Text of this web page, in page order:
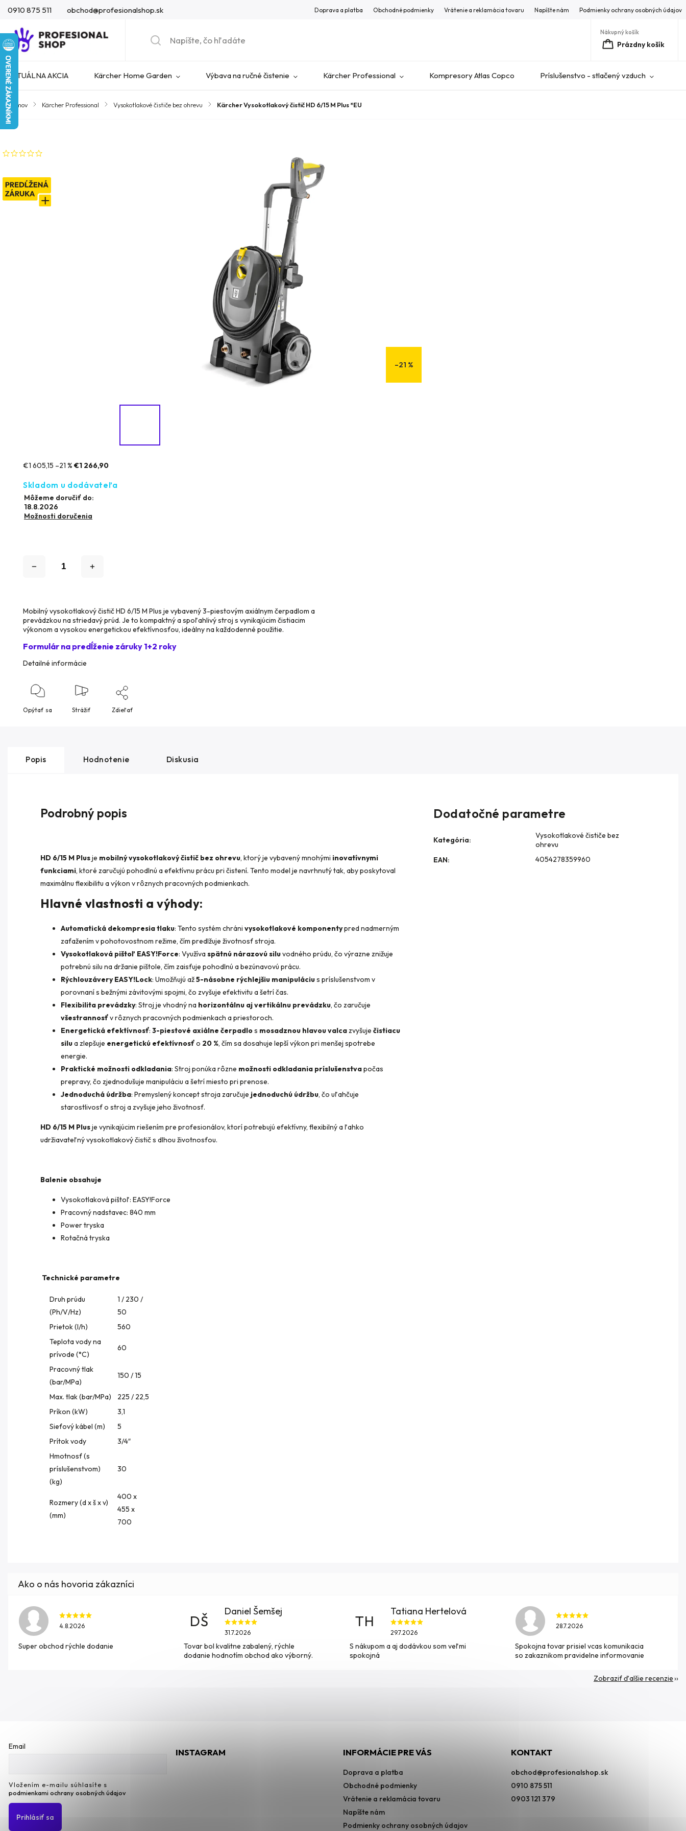
0910 875 511 obchod@profesionalshop.sk Doprava a platba Obchodné podmienky Vrátenie a reklamácia tovaru Napíšte nám Podmienky ochrany osobných údajov
Nákupný košík
Prázdny košík
AKTUÁLNA AKCIA Kärcher Home Garden Výbava na ručné čistenie Kärcher Professional Kompresory Atlas Copco Príslušenstvo - stlačený vzduch
Domov / Kärcher Professional / Vysokotlakové čističe bez ohrevu / Kärcher Vysokotlakový čistič HD 6/15 M Plus *EU
–21 %
€1 605,15 –21 %€1 266,90
Skladom u dodávateľa
Môžeme doručiť do:
18.8.2026
Možnosti doručenia
Mobilný vysokotlakový čistič HD 6/15 M Plus je vybavený 3-piestovým axiálnym čerpadlom a
prevádzkou na striedavý prúd. Je to kompaktný a spoľahlivý stroj s vynikajúcim čistiacim
výkonom a vysokou energetickou efektívnosťou, ideálny na každodenné použitie.
Formulár na predĺženie záruky 1+2 roky
Detailné informácie
Opýtať sa Strážiť Zdieľať
Popis Hodnotenie Diskusia
Podrobný popis
HD 6/15 M Plusje mobilný vysokotlakový čistič bez ohrevu, ktorý je vybavený mnohými inovatívnymi
funkciami, ktoré zaručujú pohodlnú a efektívnu prácu pri čistení. Tento model je navrhnutý tak, aby poskytoval
maximálnu flexibilitu a výkon v rôznych pracovných podmienkach.
Hlavné vlastnosti a výhody:
Automatická dekompresia tlaku: Tento systém chráni vysokotlakové komponentypred nadmerným
zaťažením v pohotovostnom režime, čím predlžuje životnosť stroja.
Vysokotlaková pištoľ EASY!Force: Využívaspätnú nárazovú siluvodného prúdu, čo výrazne znižuje
potrebnú silu na držanie pištole, čím zaisťuje pohodlnú a bezúnavovú prácu.
Rýchlouzávery EASY!Lock: Umožňujú až5-násobne rýchlejšiu manipulácius príslušenstvom v
porovnaní s bežnými závitovými spojmi, čo zvyšuje efektivitu a šetrí čas.
Flexibilita prevádzky: Stroj je vhodný na horizontálnu aj vertikálnu prevádzku, čo zaručuje
všestrannosťv rôznych pracovných podmienkach a priestoroch.
Energetická efektívnosť: 3-piestové axiálne čerpadlos mosadznou hlavou valcazvyšuje čistiacu
silua zlepšuje energetickú efektívnosťo 20 %, čím sa dosahuje lepší výkon pri menšej spotrebe
energie.
Praktické možnosti odkladania: Stroj ponúka rôzne možnosti odkladania príslušenstvapočas
prepravy, čo zjednodušuje manipuláciu a šetrí miesto pri prenose.
Jednoduchá údržba: Premyslený koncept stroja zaručuje jednoduchú údržbu, čo uľahčuje
starostlivosť o stroj a zvyšuje jeho životnosť.
HD 6/15 M Plusje vynikajúcim riešením pre profesionálov, ktorí potrebujú efektívny, flexibilný a ľahko
udržiavateľný vysokotlakový čistič s dlhou životnosťou.
Balenie obsahuje
Vysokotlaková pištoľ: EASY!Force
Pracovný nadstavec: 840 mm
Power tryska
Rotačná tryska
Technické parametre
Druh prúdu
(Ph/V/Hz)
1 / 230 /
50
Prietok (l/h)
560
Teplota vody na
prívode (°C)
60
Pracovný tlak
(bar/MPa)
150 / 15
Max. tlak (bar/MPa)
225 / 22,5
Príkon (kW)
3,1
Sieťový kábel (m)
5
Prítok vody
3/4″
Hmotnosť (s
príslušenstvom)
(kg)
30
Rozmery (d x š x v)
(mm)
400 x
455 x
700
Dodatočné parametre
Kategória:
Vysokotlakové čističe bez
ohrevu
EAN: 4054278359960
4.8.2026
Super obchod rýchle dodanie
DŠ
Daniel Šemšej
31.7.2026
Tovar bol kvalitne zabalený, rýchle
dodanie hodnotím obchod ako výborný.
TH
Tatiana Hertelová
29.7.2026
S nákupom a aj dodávkou som veľmi
spokojná
28.7.2026
Spokojna tovar prisiel vcas komunikacia
so zakaznikom pravidelne informovanie
Zobraziť ďalšie recenzie
Email
Vložením e-mailu súhlasíte s
podmienkami ochrany osobných údajov
Prihlásiť sa
INSTAGRAM INFORMÁCIE PRE VÁS
Doprava a platba
Obchodné podmienky
Vrátenie a reklamácia tovaru
Napíšte nám
Podmienky ochrany osobných údajov
KONTAKT
obchod@profesionalshop.sk
0910 875 511
0903 121 379